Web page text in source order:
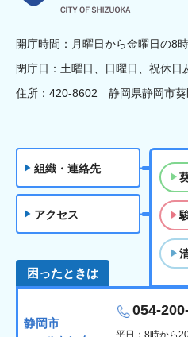
開庁時間：月曜日から金曜日の8
閉庁日：土曜日、日曜日、祝休日
住所：420-8602 静岡県静岡市葵
組織・連絡先
アクセス
困ったときは
静岡市
054-
平日：8時から